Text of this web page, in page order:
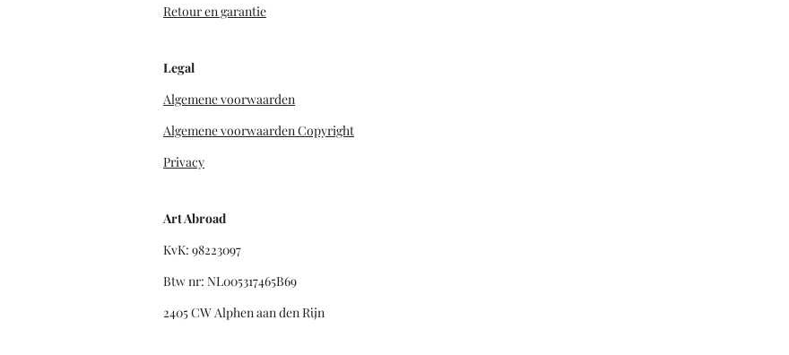
Retour en garantie
Legal
Algemene voorwaarden
Algemene voorwaarden Copyright
Privacy
Art Abroad
KvK: 98223097
Btw nr: NL005317465B69
2405 CW Alphen aan den Rijn